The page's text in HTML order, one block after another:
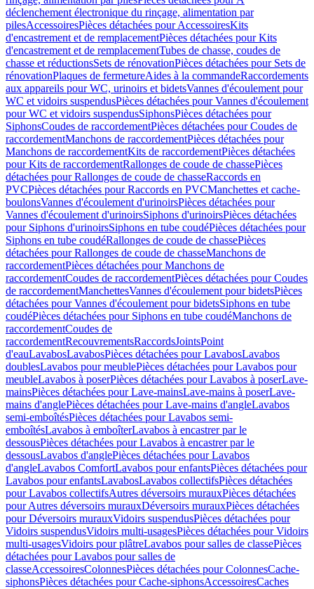
déclenchement électronique du rinçage, alimentation par
pilesAccessoiresPièces détachées pour AccessoiresKits
d'encastrement et de remplacementPièces détachées pour Kits
d'encastrement et de remplacementTubes de chasse, coudes de
chasse et réductionsSets de rénovationPièces détachées pour Sets de
rénovationPlaques de fermetureAides à la commandeRaccordements
aux appareils pour WC, urinoirs et bidetsVannes d'écoulement pour
WC et vidoirs suspendusPièces détachées pour Vannes d'écoulement
pour WC et vidoirs suspendusSiphonsPièces détachées pour
SiphonsCoudes de raccordementPièces détachées pour Coudes de
raccordementManchons de raccordementPièces détachées pour
Manchons de raccordementKits de raccordementPièces détachées
pour Kits de raccordementRallonges de coude de chassePièces
détachées pour Rallonges de coude de chasseRaccords en
PVCPièces détachées pour Raccords en PVCManchettes et cache-
boulonsVannes d'écoulement d'urinoirsPièces détachées pour
Vannes d'écoulement d'urinoirsSiphons d'urinoirsPièces détachées
pour Siphons d'urinoirsSiphons en tube coudéPièces détachées pour
Siphons en tube coudéRallonges de coude de chassePièces
détachées pour Rallonges de coude de chasseManchons de
raccordementPièces détachées pour Manchons de
raccordementCoudes de raccordementPièces détachées pour Coudes
de raccordementManchettesVannes d'écoulement pour bidetsPièces
détachées pour Vannes d'écoulement pour bidetsSiphons en tube
coudéPièces détachées pour Siphons en tube coudéManchons de
raccordementCoudes de
raccordementRecouvrementsRaccordsJointsPoint
d'eauLavabosLavabosPièces détachées pour LavabosLavabos
doublesLavabos pour meublePièces détachées pour Lavabos pour
meubleLavabos à poserPièces détachées pour Lavabos à poserLave-
mainsPièces détachées pour Lave-mainsLave-mains à poserLave-
mains d'anglePièces détachées pour Lave-mains d'angleLavabos
semi-emboîtésPièces détachées pour Lavabos semi-
emboîtésLavabos à emboîterLavabos à encastrer par le
dessousPièces détachées pour Lavabos à encastrer par le
dessousLavabos d'anglePièces détachées pour Lavabos
d'angleLavabos ComfortLavabos pour enfantsPièces détachées pour
Lavabos pour enfantsLavabosLavabos collectifsPièces détachées
pour Lavabos collectifsAutres déversoirs murauxPièces détachées
pour Autres déversoirs murauxDéversoirs murauxPièces détachées
pour Déversoirs murauxVidoirs suspendusPièces détachées pour
Vidoirs suspendusVidoirs multi-usagesPièces détachées pour Vidoirs
multi-usagesVidoirs pour plâtreLavabos pour salles de classePièces
détachées pour Lavabos pour salles de
classeAccessoiresColonnesPièces détachées pour ColonnesCache-
siphonsPièces détachées pour Cache-siphonsAccessoiresCaches